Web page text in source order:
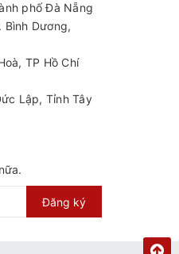
phố Đà Nẵng
Bình Dương,
TP Hồ Chí
Lập, Tỉnh Tây
Đăng ký